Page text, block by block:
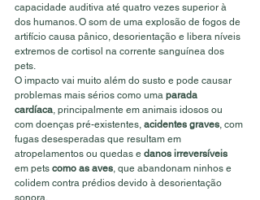
capacidade auditiva até quatro vezes superior à
dos humanos. O som de uma explosão de fogos de
artifício causa pânico, desorientação e libera níveis
extremos de cortisol na corrente sanguínea dos
pets.
O impacto vai muito além do susto e pode causar
problemas mais sérios como uma parada
cardíaca , principalmente em animais idosos ou
com doenças pré-existentes, acidentes graves , com
fugas desesperadas que resultam em
atropelamentos ou quedas e danos irreversíveis
em pets como as aves , que abandonam ninhos e
colidem contra prédios devido à desorientação
sonora.